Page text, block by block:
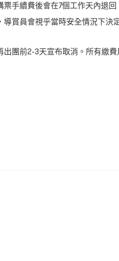
手續費後會在7個工作天內退回
賞員會視乎當時安全情況下決
團前2-3天宣布取消。所有繳